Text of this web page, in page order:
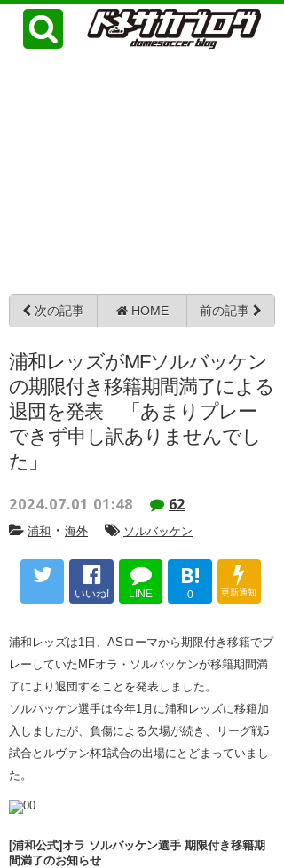
次の記事 HOME 前の記事
浦和レッズがMFソルバッケン
の期限付き移籍期間満了による
退団を発表 「あまりプレー
できず申し訳ありませんでし
た」
2024.07.01 01:48 62
浦和 ・ 海外 ソルバッケン
いいね! LINE
B!
0 更新通知
浦和レッズは1日、ASローマから期限付き移籍でプ
レーしていたMFオラ・ソルバッケンが移籍期間満
了により退団することを発表しました。
ソルバッケン選手は今年1月に浦和レッズに移籍加
入しましたが、負傷による欠場が続き、リーグ戦5
試合とルヴァン杯1試合の出場にとどまっていまし
た。
[浦和公式]オラ ソルバッケン選手 期限付き移籍期
間満了のお知らせ